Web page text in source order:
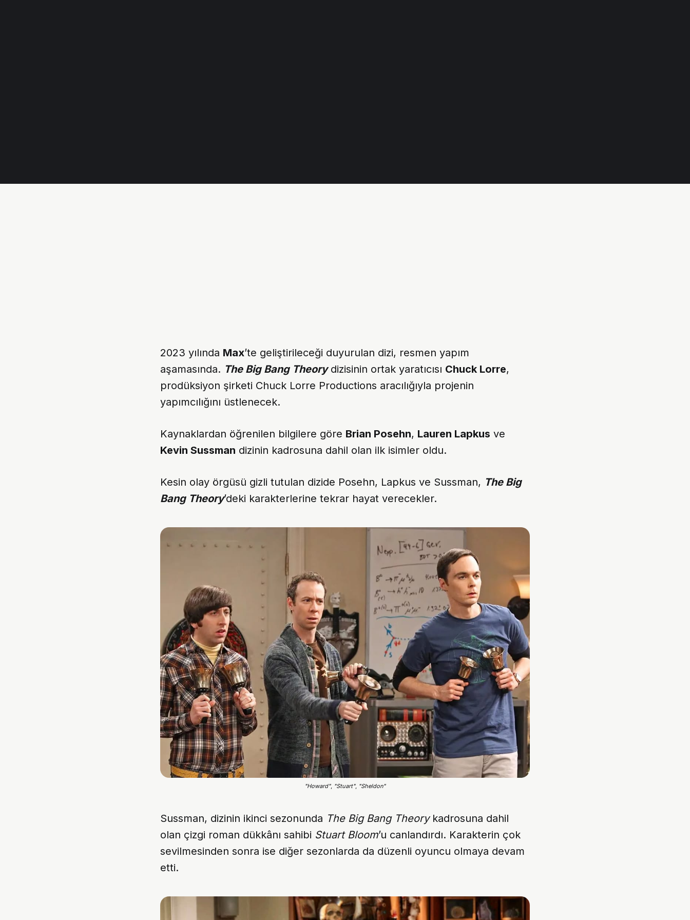
2023 yılında Max’te geliştirileceği duyurulan dizi, resmen yapım
aşamasında. The Big Bang Theorydizisinin ortak yaratıcısı Chuck Lorre,
prodüksiyon şirketi Chuck Lorre Productions aracılığıyla projenin
yapımcılığını üstlenecek.
Kaynaklardan öğrenilen bilgilere göre Brian Posehn, Lauren Lapkus ve
Kevin Sussman dizinin kadrosuna dahil olan ilk isimler oldu.
Kesin olay örgüsü gizli tutulan dizide Posehn, Lapkus ve Sussman, The Big
Bang Theory’deki karakterlerine tekrar hayat verecekler.
"Howard", "Stuart", "Sheldon"
Sussman, dizinin ikinci sezonunda The Big Bang Theorykadrosuna dahil
olan çizgi roman dükkânı sahibi Stuart Bloom’u canlandırdı. Karakterin çok
sevilmesinden sonra ise diğer sezonlarda da düzenli oyuncu olmaya devam
etti.